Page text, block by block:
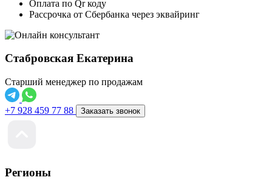
Оплата по Qr коду
Рассрочка от Сбербанка через эквайринг
Стабровская Екатерина
Старший менеджер по продажам
+7 928 459 77 88 Заказать звонок
Регионы